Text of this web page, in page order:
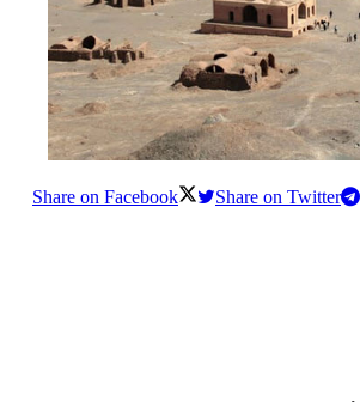
Share on Facebook Share on Twitter